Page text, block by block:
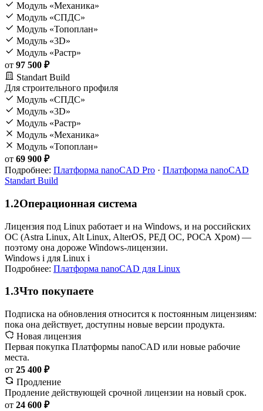
Модуль «Механика»
Модуль «СПДС»
Модуль «Топоплан»
Модуль «3D»
Модуль «Растр»
от 97 500 ₽
Standart Build
Для строительного профиля
Модуль «СПДС»
Модуль «3D»
Модуль «Растр»
Модуль «Механика»
Модуль «Топоплан»
от 69 900 ₽
Подробнее: Платформа nanoCAD Pro · Платформа nanoCAD
Standart Build
1.2Операционная система
Лицензия под Linux работает и на Windows, и на российских
ОС (Astra Linux, Alt Linux, AlterOS, РЕД ОС, РОСА Хром) —
поэтому она дороже Windows-лицензии.
Windows i для Linux i
Подробнее: Платформа nanoCAD для Linux
1.3Что покупаете
Подписка на обновления относится к постоянным лицензиям:
пока она действует, доступны новые версии продукта.
Новая лицензия
Первая покупка Платформы nanoCAD или новые рабочие
места.
от 25 400 ₽
Продление
Продление действующей срочной лицензии на новый срок.
от 24 600 ₽